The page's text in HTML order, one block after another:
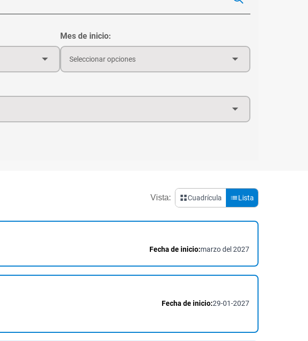
Mes de inicio:
Seleccionar opciones
Vista: Cuadrícula Lista
Fecha de inicio:marzo del 2027
Fecha de inicio:29-01-2027